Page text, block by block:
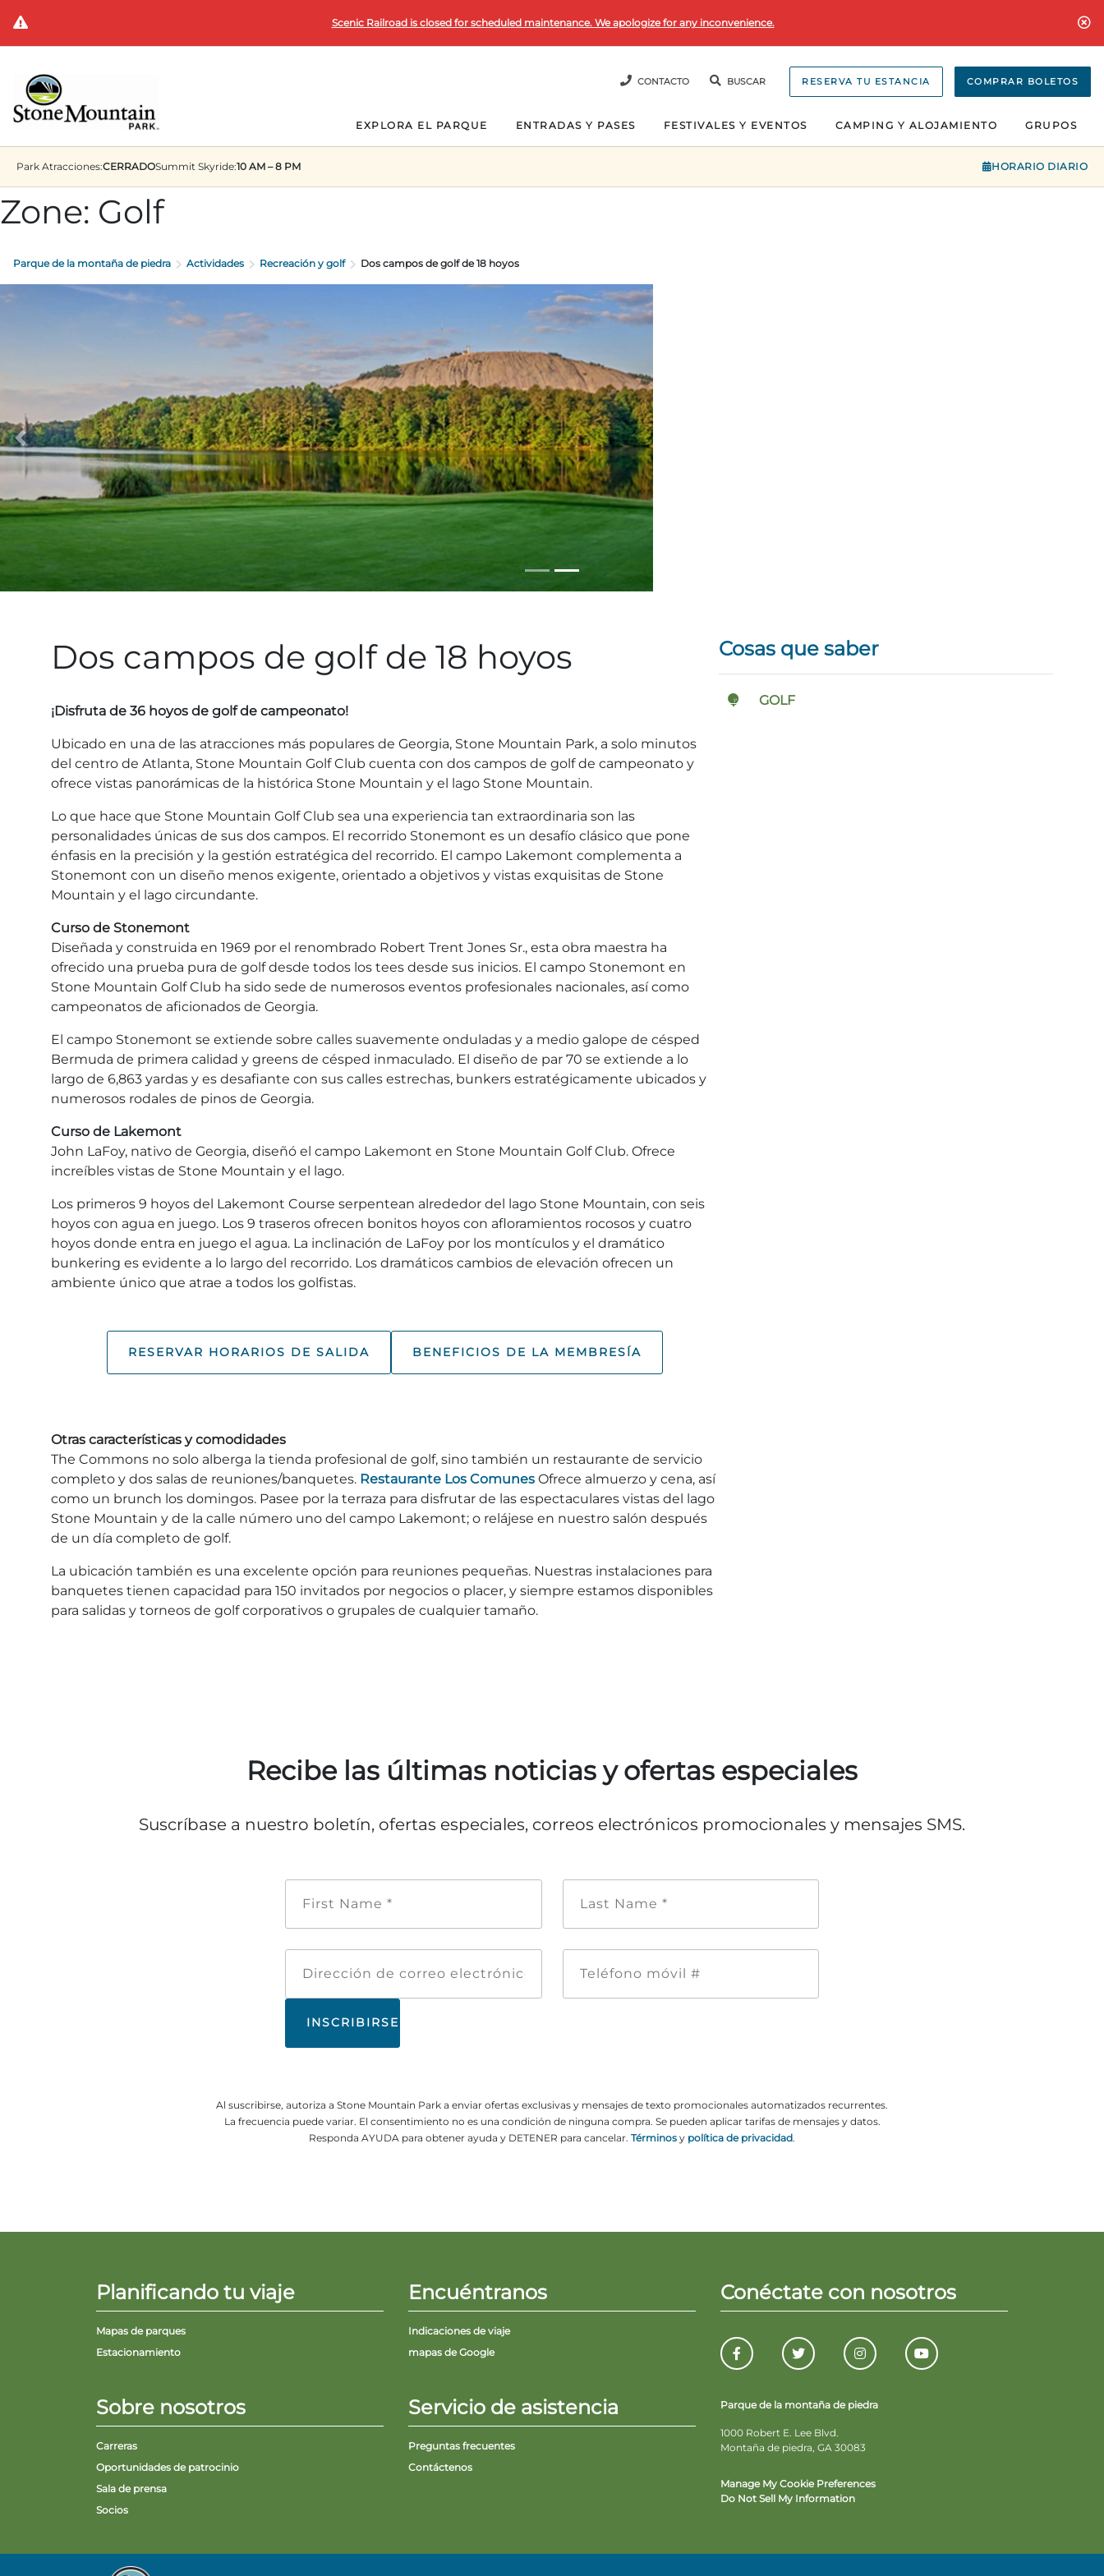
Scenic Railroad is closed for scheduled maintenance. We apologize for any inconvenience.
CONTACTO BUSCAR RESERVA TU ESTANCIA COMPRAR BOLETOS
EXPLORA EL PARQUE ENTRADAS Y PASES FESTIVALES Y EVENTOS CAMPING Y ALOJAMIENTO GRUPOS
Park Atracciones:CERRADOSummit Skyride:10 AM – 8 PM HORARIO DIARIO
Zone: Golf
Parque de la montaña de piedra Actividades Recreación y golf Dos campos de golf de 18 hoyos
Dos campos de golf de 18 hoyos
¡Disfruta de 36 hoyos de golf de campeonato!
Ubicado en una de las atracciones más populares de Georgia, Stone Mountain Park, a solo minutos
del centro de Atlanta, Stone Mountain Golf Club cuenta con dos campos de golf de campeonato y
ofrece vistas panorámicas de la histórica Stone Mountain y el lago Stone Mountain.
Lo que hace que Stone Mountain Golf Club sea una experiencia tan extraordinaria son las
personalidades únicas de sus dos campos. El recorrido Stonemont es un desafío clásico que pone
énfasis en la precisión y la gestión estratégica del recorrido. El campo Lakemont complementa a
Stonemont con un diseño menos exigente, orientado a objetivos y vistas exquisitas de Stone
Mountain y el lago circundante.
Curso de Stonemont
Diseñada y construida en 1969 por el renombrado Robert Trent Jones Sr., esta obra maestra ha
ofrecido una prueba pura de golf desde todos los tees desde sus inicios. El campo Stonemont en
Stone Mountain Golf Club ha sido sede de numerosos eventos profesionales nacionales, así como
campeonatos de aficionados de Georgia.
El campo Stonemont se extiende sobre calles suavemente onduladas y a medio galope de césped
Bermuda de primera calidad y greens de césped inmaculado. El diseño de par 70 se extiende a lo
largo de 6,863 yardas y es desafiante con sus calles estrechas, bunkers estratégicamente ubicados y
numerosos rodales de pinos de Georgia.
Curso de Lakemont
John LaFoy, nativo de Georgia, diseñó el campo Lakemont en Stone Mountain Golf Club. Ofrece
increíbles vistas de Stone Mountain y el lago.
Los primeros 9 hoyos del Lakemont Course serpentean alrededor del lago Stone Mountain, con seis
hoyos con agua en juego. Los 9 traseros ofrecen bonitos hoyos con afloramientos rocosos y cuatro
hoyos donde entra en juego el agua. La inclinación de LaFoy por los montículos y el dramático
bunkering es evidente a lo largo del recorrido. Los dramáticos cambios de elevación ofrecen un
ambiente único que atrae a todos los golfistas.
RESERVAR HORARIOS DE SALIDA BENEFICIOS DE LA MEMBRESÍA
Otras características y comodidades
The Commons no solo alberga la tienda profesional de golf, sino también un restaurante de servicio
completo y dos salas de reuniones/banquetes. Restaurante Los Comunes Ofrece almuerzo y cena, así
como un brunch los domingos. Pasee por la terraza para disfrutar de las espectaculares vistas del lago
Stone Mountain y de la calle número uno del campo Lakemont; o relájese en nuestro salón después
de un día completo de golf.
La ubicación también es una excelente opción para reuniones pequeñas. Nuestras instalaciones para
banquetes tienen capacidad para 150 invitados por negocios o placer, y siempre estamos disponibles
para salidas y torneos de golf corporativos o grupales de cualquier tamaño.
Cosas que saber
GOLF
Recibe las últimas noticias y ofertas especiales
Suscríbase a nuestro boletín, ofertas especiales, correos electrónicos promocionales y mensajes SMS.
de
móvil
Al suscribirse, autoriza a Stone Mountain Park a enviar ofertas exclusivas y mensajes de texto promocionales automatizados recurrentes.
La frecuencia puede variar. El consentimiento no es una condición de ninguna compra. Se pueden aplicar tarifas de mensajes y datos.
Responda AYUDA para obtener ayuda y DETENER para cancelar. Términos y política de privacidad.
Planificando tu viaje
Mapas de parques
Estacionamiento
Sobre nosotros
Carreras
Oportunidades de patrocinio
Sala de prensa
Socios
Encuéntranos
Indicaciones de viaje
mapas de Google
Servicio de asistencia
Preguntas frecuentes
Contáctenos
Conéctate con nosotros
Parque de la montaña de piedra
1000 Robert E. Lee Blvd.
Montaña de piedra, GA 30083
Manage My Cookie Preferences
Do Not Sell My Information